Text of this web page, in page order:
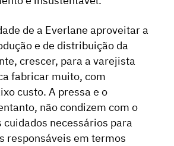
de a Everlane aproveitar a
e de distribuição da
crescer, para a varejista
fabricar muito, com
custo. A pressa e o
não condizem com o
cuidados necessários para
responsáveis em termos